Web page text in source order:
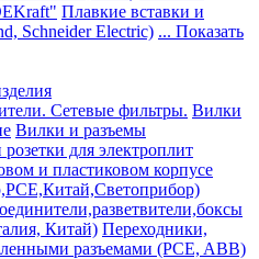
Плавкие вставки и
Schneider Electric) ... Показать
Сетевые фильтры. Вилки
Вилки и разъемы
для электроплит
и пластиковом корпусе
Китай) Переходники,
разъемами (PCE, ABB)